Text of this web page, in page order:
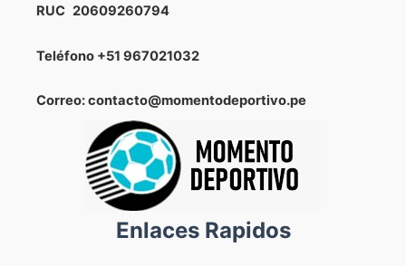
RUC 20609260794
Teléfono +51 967021032
Correo: contacto@momentodeportivo.pe
Enlaces Rapidos